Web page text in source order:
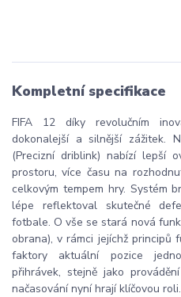
Kompletní specifikace
FIFA 12 díky revolučním
dokonalejší a silnější zážitek.
(Precizní driblink) nabízí lepší
prostoru, více času na
celkovým tempem hry. Systém
lépe reflektoval skutečné
fotbale. O vše se stará nová
obrana), v rámci jejíchž principů
faktory aktuální pozice
přihrávek, stejně jako
načasování nyní hrají klíčovou roli.